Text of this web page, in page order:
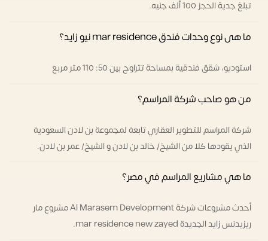
تبلغ جدية الحجز 100 ألف جنيه.
ما هى نوع وحدات فندق mar residence نيو زايد؟
استوديو، شقق فندقية بمساحة تتراوح بين 50: 110 متر مربع
من هو صاحب شركة المراسم؟
شركة المراسم للتطوير العقاري تابعة لمجموعة بن لادن السعودية
الذي يقودها كلا من الشيخ/ خالد بن لادن و الشيخ/ عمر بن لادن.
ما هي مشاريع المراسم في مصر؟
أحدث مشروعات شركة Al Marasem Development مشروع مار
ريزيدنس زايد الجديدة mar residence new zayed.